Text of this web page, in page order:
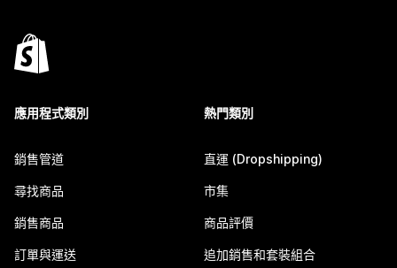
應用程式類別
銷售管道
尋找商品
銷售商品
訂單與運送
熱門類別
直運 (Dropshipping)
市集
商品評價
追加銷售和套裝組合